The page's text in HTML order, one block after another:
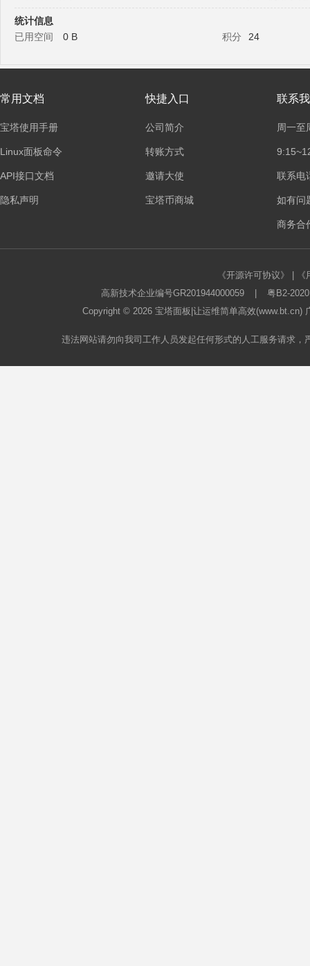
统计信息
已用空间
0 B 积分 24
常用文档
宝塔使用手册
Linux面板命令
API接口文档
隐私声明
快捷入口
公司简介
转账方式
邀请大使
宝塔币商城
联系
周一至
联系电
如有问
商务合
《开源许可协议》
高新技术企业编号GR201944000059
粤B2-
Copyright © 2026 宝塔面板 |让运维简单高效
违法网站请勿向我司工作人员发起任何形式的人工服务请求，